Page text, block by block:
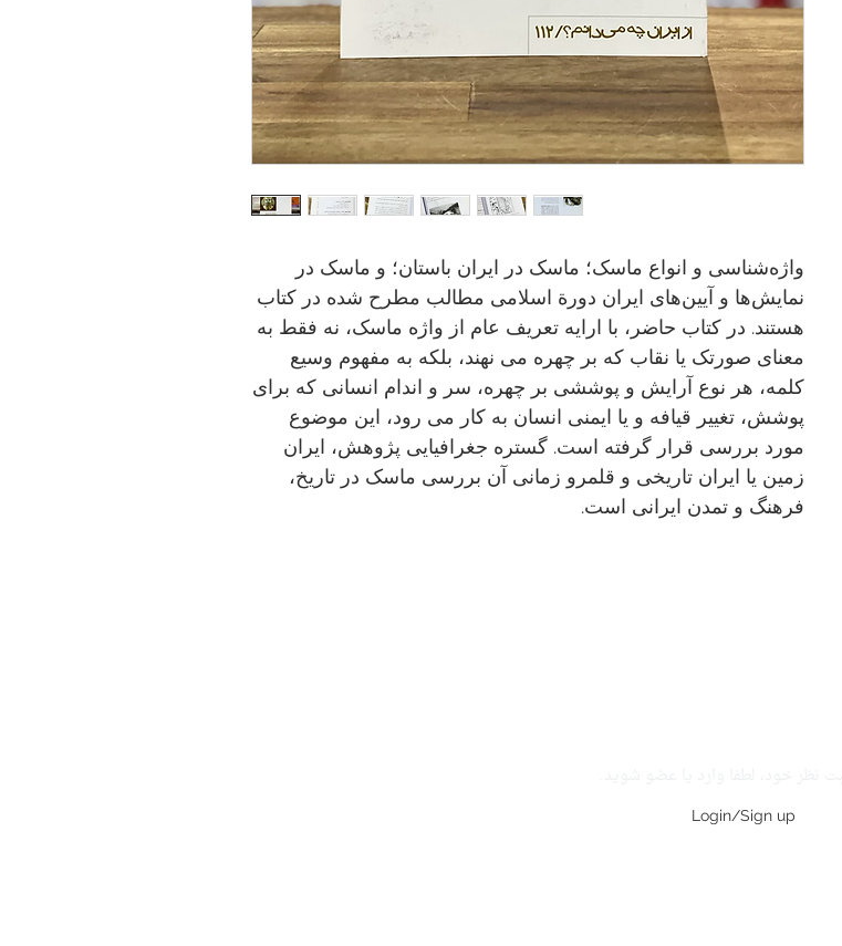
واژه‌شناسی و انواع ماسک؛ ماسک در ایران باستان؛ و ماسک در
نمایش‌‌ها و آیین‌های ایران دورة اسلامی مطالب مطرح شده در کتاب
هستند. در کتاب حاضر، با ارایه تعریف عام از واژه ماسک، نه فقط به
معنای صورتک یا نقاب که بر چهره می نهند، بلکه به مفهوم وسیع
کلمه، هر نوع آرایش و پوششی بر چهره، سر و اندام انسانی که برای
پوشش، تغییر قیافه و یا ایمنی انسان به کار می رود، این موضوع
مورد بررسی قرار گرفته است. گستره جغرافیایی پژوهش، ایران
زمین یا ایران تاریخی و قلمرو زمانی آن بررسی ماسک در تاریخ،
فرهنگ و تمدن ایرانی است.
Login/Sign up